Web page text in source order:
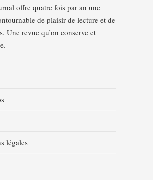
offre quatre fois par an une
de plaisir de lecture et de
Une revue qu’on conserve et
légales